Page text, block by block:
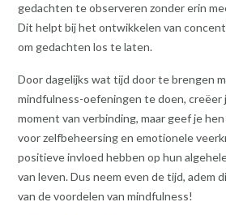
gedachten te observeren zonder erin
Dit helpt bij het ontwikkelen van
om gedachten los te laten.
Door dagelijks wat tijd door te brengen
mindfulness-oefeningen te doen, creëer
moment van verbinding, maar geef je
voor zelfbeheersing en emotionele
positieve invloed hebben op hun
van leven. Dus neem even de tijd, adem
van de voordelen van mindfulness!